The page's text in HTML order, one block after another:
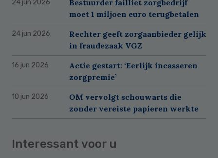
24 jun 2026
Bestuurder failliet zorgbedrijf
moet 1 miljoen euro terugbetalen
24 jun 2026
Rechter geeft zorgaanbieder gelijk
in fraudezaak VGZ
16 jun 2026
Actie gestart: ‘Eerlijk incasseren
zorgpremie’
10 jun 2026
OM vervolgt schouwarts die
zonder vereiste papieren werkte
Interessant voor u